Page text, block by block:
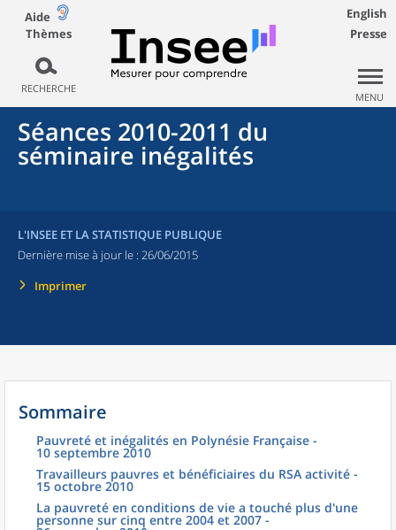
Aide
Thèmes
RECHERCHE
English
Presse
MENU
Séances 2010-2011 du
séminaire inégalités
L'INSEE ET LA STATISTIQUE PUBLIQUE
Dernière mise à jour le : 26/06/2015
Imprimer
Sommaire
Pauvreté et inégalités en Polynésie Française -
10 septembre 2010
Travailleurs pauvres et bénéficiaires du RSA activité -
15 octobre 2010
La pauvreté en conditions de vie a touché plus d'une
personne sur cinq entre 2004 et 2007 -